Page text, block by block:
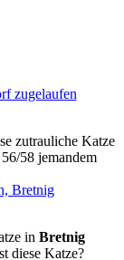
zutrauliche Katze
58 jemandem
inBretnig
diese Katze?